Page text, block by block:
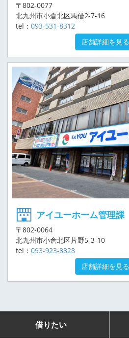
〒802-0077
北九州市小倉北区馬借2-7-16
tel： 093-531-8312
店舗詳細を見る
アイユーホーム管理課
〒802-0064
北九州市小倉北区片野5-3-10
tel： 093-923-8828
店舗詳細を見る
借りたい